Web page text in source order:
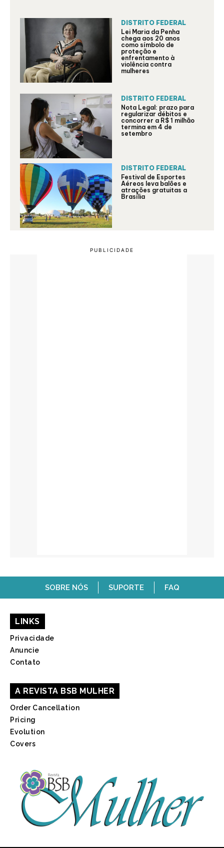
DISTRITO FEDERAL
Lei Maria da Penha
chega aos 20 anos
como símbolo de
proteção e
enfrentamento à
violência contra
mulheres
DISTRITO FEDERAL
Nota Legal: prazo para
regularizar débitos e
concorrer a R$ 1 milhão
termina em 4 de
setembro
DISTRITO FEDERAL
Festival de Esportes
Aéreos leva balões e
atrações gratuitas a
Brasília
SOBRE NÓS SUPORTE FAQ
LINKS
Privacidade
Anuncie
Contato
A REVISTA BSB MULHER
Order Cancellation
Pricing
Evolution
Covers